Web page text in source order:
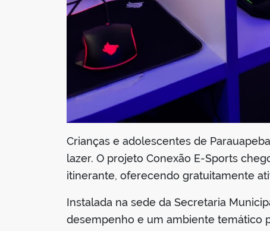
Crianças e adolescentes de
lazer. O projeto Conexão E-Sports
itinerante, oferecendo gratuitamente
Instalada na sede da Secretaria
desempenho e um ambiente temático